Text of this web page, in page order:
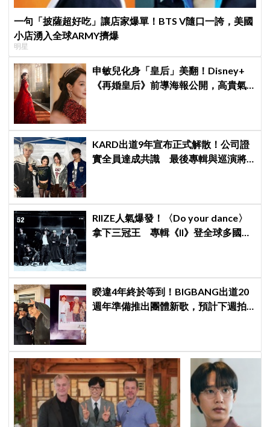
一句「披薩超好吃」讓店家爆單！BTS V隨口一誇，美國
小店湧入全球ARMY擠爆
明星
申敏兒化身「皇后」美翻！Disney+
《再婚皇后》前導海報公開，高貴氣
KARD出道9年宣布正式解散！公司證
實全員達成共識 最後專輯與巡演將
RIIZE人氣爆發！〈Do your dance〉
拿下三冠王 專輯《II》登全球多國排
睽違4年終於等到！BIGBANG出道20
週年準備推出團體新歌，預計下週拍